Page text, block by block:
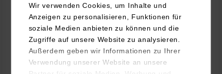
Wir verwenden Cookies, um Inhalte und
Anzeigen zu personalisieren, Funktionen für
soziale Medien anbieten zu können und die
Zugriffe auf unsere Website zu analysieren.
Außerdem geben wir Informationen zu Ihrer
Verwendung unserer Website an unsere
BWL-Handel
Kellner-Netcom GmH
Siemensstraße 25